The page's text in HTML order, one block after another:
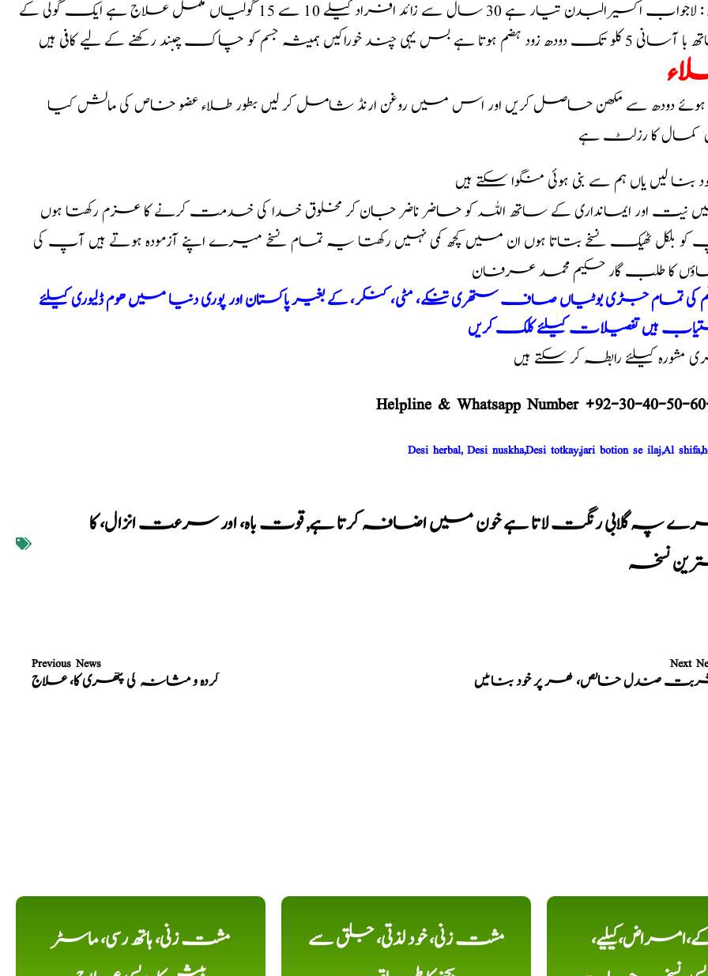
: لاجواب اکسیر البدن تیار ہے 30 سال سے زائد افراد کیلے 10 سے 15 گولیاں مکمل علاج ہے ایک گولی کے
ہضم ہوتا ہے بس یہی چند خوراکیں ہمیشہ جسم کو چاک چبند رکھنے کے لیے کافی ہیں
ہوئے دودھ سے مکھن حاصل کریں اور اس میں روغن ارنڈ شامل کر لیں بطور طلاء عضو خاص کی مالش کیا
کمال کا رزلٹ ہے
بنا لیں یاں ہم سے بنی ہوئی منگوا سکتے ہیں
نیت اور ایمانداری کے ساتھ اللہ کو حاضر ناضر جان کر مخلوق خدا کی خدمت کرنے کا عزم رکھتا ہوں
بلکل ٹھیک نسخے بتاتا ہوں ان میں کچھ کمی نہیں رکھتا یہ تمام نسخے میرے اپنے آزمودہ ہوتے ہیں آپ کی
کا طلب گار حکیم محمد عرفان
کی تمام جڑی بوٹیاں صاف ستھری تنکے، مٹی، کنکر، کے بغیر پاکستان اور پوری دنیا میں ھوم ڈلیوری کیلئے
ہیں تفصیلات کیلئے کلک کریں
کیلئے رابطہ کر سکتے ہیں
Helpline & Whatsapp Number +92-30-40-50-
Desi herbal, Desi nuskha,Desi totkay,jari botion se ilaj,Al
پہ گلابی رنگت لاتا ہے خون میں اضافہ کرتا ہے,قوت باہ، اور سرعت انزال، کا
نسخہ
Previous News
گردہ و مثانہ کی پتھری کا، علاج
Next
صندل خالص، گھر پر خود بنائیں
مشت زنی، ہاتھ رسی، ماسٹر
مشت زنی، خود لذتی، جلق سے